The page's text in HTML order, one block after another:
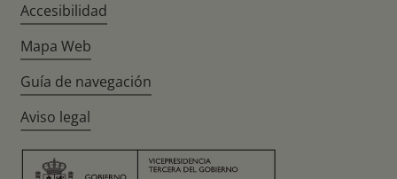
Accesibilidad
Mapa Web
Guía de navegación
Aviso legal